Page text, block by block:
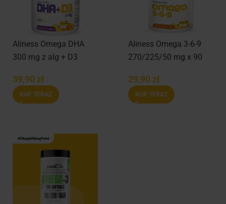
Aliness Omega DHA
300 mg z alg + D3
39,90 zł
KUP TERAZ
Aliness Omega 3-6-9
270/225/50 mg x 90
29,90 zł
KUP TERAZ